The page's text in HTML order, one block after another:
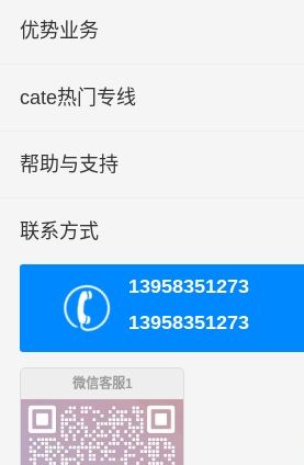
优势业务
cate热门专线
帮助与支持
联系方式
13958351273
13958351273
微信客服1